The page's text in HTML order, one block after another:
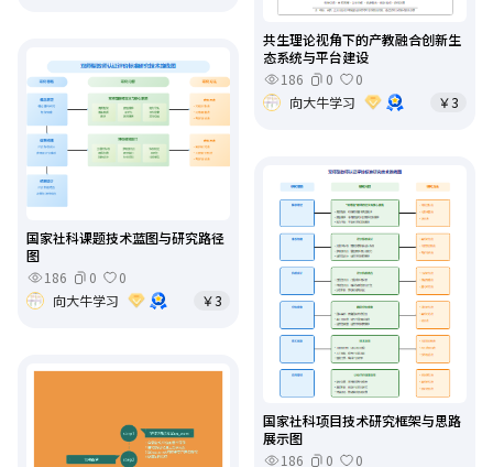
共生理论视角下的产教融合创新生
态系统与平台建设
186
0
0
向大牛学习
￥3
国家社科课题技术蓝图与研究路径
图
186
0
0
向大牛学习
￥3
国家社科项目技术研究框架与思路
展示图
186
0
0